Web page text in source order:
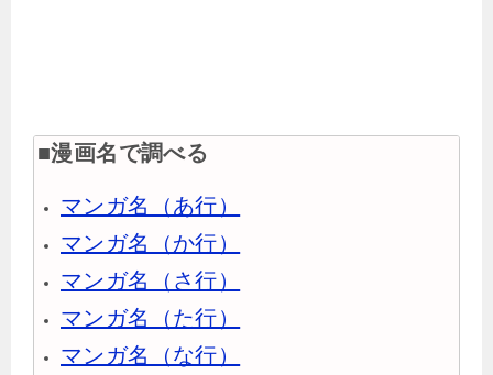
■漫画名で調べる
マンガ名（あ行）
マンガ名（か行）
マンガ名（さ行）
マンガ名（た行）
マンガ名（な行）